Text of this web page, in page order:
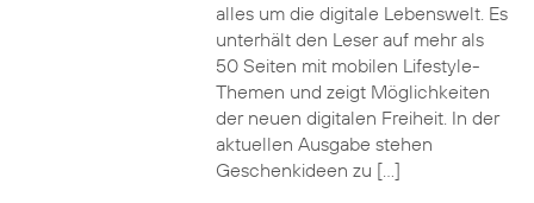
alles um die digitale Lebenswelt. Es
unterhält den Leser auf mehr als
50 Seiten mit mobilen Lifestyle-
Themen und zeigt Möglichkeiten
der neuen digitalen Freiheit. In der
aktuellen Ausgabe stehen
Geschenkideen zu […]